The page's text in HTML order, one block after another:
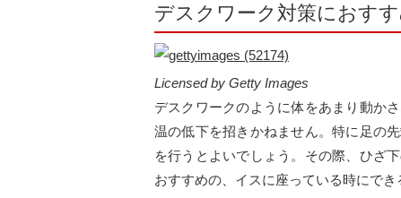
デスクワーク対策におす
Licensed by Getty Images
デスクワークのように体をあまり動か
温の低下を招きかねません。特に足の
を行うとよいでしょう。その際、ひざ
おすすめの、イスに座っている時にで